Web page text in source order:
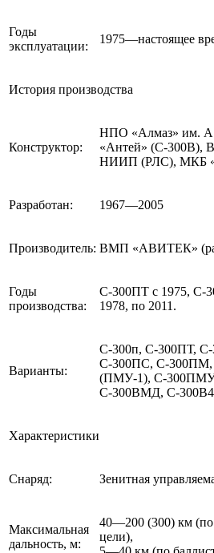
Годы
эксплуатации:
1975—настоящее
История производства
Конструктор:
НПО «Алмаз» им.
«Антей» (С-
НИИП (РЛС), МКБ
Разработан: 1967—2005
Производитель: ВМП «АВИТЕК»
Годы
производства:
С-300ПТ с 1975,
1978, по 2011.
Варианты:
С-300п, С-300ПТ,
С-300ПС, С-
(ПМУ-1), С-
С-300ВМД, C-
Характеристики
Снаряд: Зенитная
Максимальная
дальность, м:
40—200 (300) км (по
цели),